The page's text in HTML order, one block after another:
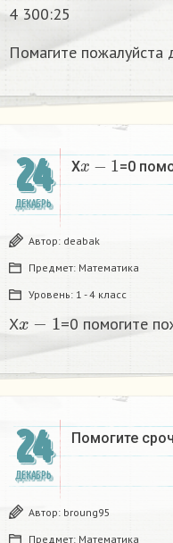
4 300:25
Помагите пожалуйста
24
ДЕКАБРЬ
X
x−1
=0
Автор: deabak
Предмет: Математика
Уровень: 1 - 4 класс
X =0 помогите
24
ДЕКАБРЬ
Помогите
Автор: broung95
Предмет: Математика